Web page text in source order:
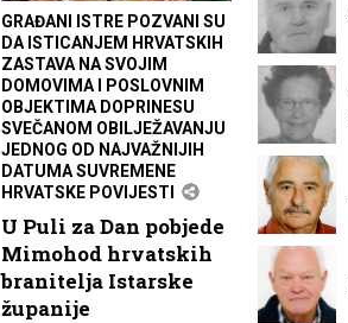
GRAĐANI ISTRE POZVANI SU
DA ISTICANJEM HRVATSKIH
ZASTAVA NA SVOJIM
DOMOVIMA I POSLOVNIM
OBJEKTIMA DOPRINESU
SVEČANOM OBILJEŽAVANJU
JEDNOG OD NAJVAŽNIJIH
DATUMA SUVREMENE
HRVATSKE POVIJESTI
U Puli za Dan pobjede
Mimohod hrvatskih
branitelja Istarske
županije